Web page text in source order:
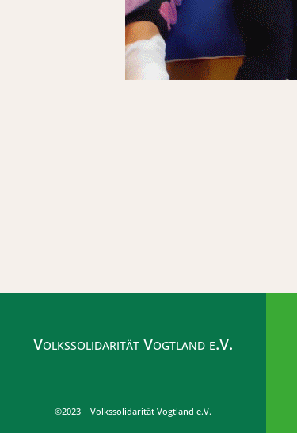
Volkssolidarität Vogtland e.V.
©2023 – Volkssolidarität Vogtland e.V.